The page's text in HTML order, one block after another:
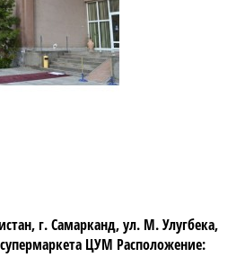
г. Самарканд, ул. М. Улугбека,
ЦУМ Расположение: